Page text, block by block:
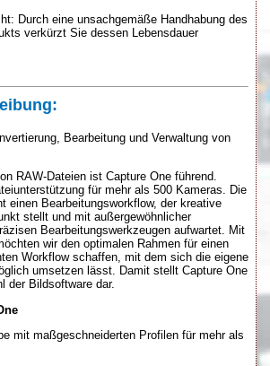
Durch eine unsachgemäße Handhabung des
verkürzt Sie dessen Lebensdauer
Bearbeitung und Verwaltung von
RAW-Dateien ist Capture One führend.
für mehr als 500 Kameras. Die
einen Bearbeitungsworkflow, der kreative
stellt und mit außergewöhnlicher
Bearbeitungswerkzeugen aufwartet. Mit
wir den optimalen Rahmen für einen
Workflow schaffen, mit dem sich die eigene
umsetzen lässt. Damit stellt Capture One
der Bildsoftware dar.
mit maßgeschneiderten Profilen für mehr als